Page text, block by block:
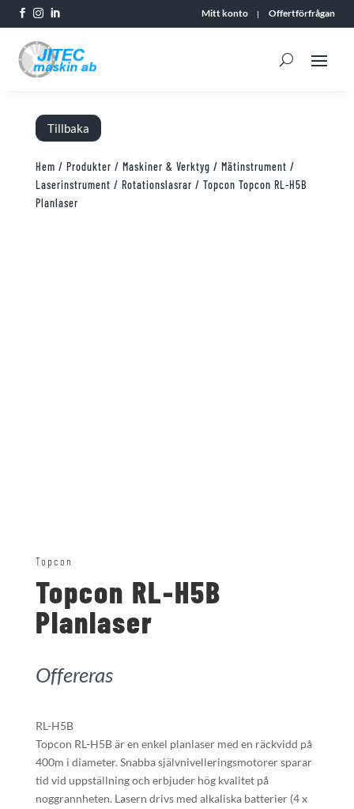
   Mitt konto Offertförfrågan
Tillbaka
Hem / Produkter / Maskiner & Verktyg / Mätinstrument /
Laserinstrument / Rotationslasrar / Topcon Topcon RL-H5B
Planlaser
Topcon
Topcon RL-H5B
Planlaser
Offereras
RL-H5B
Topcon RL-H5B är en enkel planlaser med en räckvidd på
400m i diameter. Snabba självnivelleringsmotorer sparar
tid vid uppställning och erbjuder hög kvalitet på
noggrannheten. Lasern drivs med alkaliska batterier (4 x